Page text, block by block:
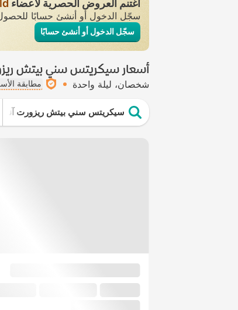
اغتنم العروض الحصرية لأعضاء
سجّل الدخول أو أنشئ حسابًا
سجّل الدخول أو أنشئ حسابًا
أسعار سيكريتس سني بيتش
شخصان ليلة واحدة مطابقة
سيكريتس سني بيتش ريزورت آند